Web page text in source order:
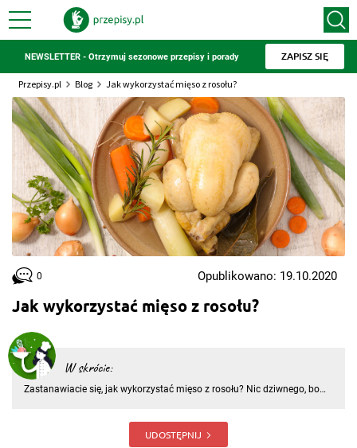
NEWSLETTER - Otrzymuj sezonowe przepisy i porady ZAPISZ SIĘ
Przepisy.pl Blog Jak wykorzystać mięso z rosołu?
Jak wykorzystać mięso z rosołu?
W skrócie:
Zastanawiacie się, jak wykorzystać mięso z rosołu? Nic dziwnego, bo
UDOSTĘPNIJ
0 Opublikowano: 19.10.2020